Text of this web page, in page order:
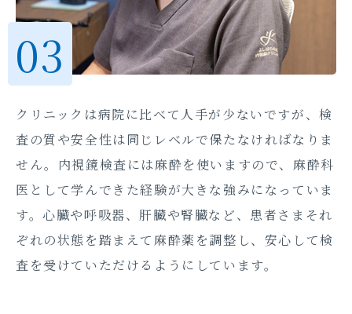
クリニックは病院に比べて人手が少ないですが、検
査の質や安全性は同じレベルで保たなければなりま
せん。内視鏡検査には麻酔を使いますので、麻酔科
医として学んできた経験が大きな強みになっていま
す。心臓や呼吸器、肝臓や腎臓など、患者さまそれ
ぞれの状態を踏まえて麻酔薬を調整し、安心して検
査を受けていただけるようにしています。